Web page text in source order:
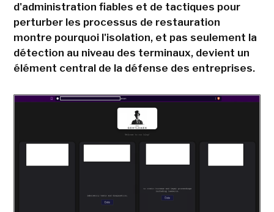
d'administration fiables et de tactiques pour
perturber les processus de restauration
montre pourquoi l'isolation, et pas seulement la
détection au niveau des terminaux, devient un
élément central de la défense des entreprises.